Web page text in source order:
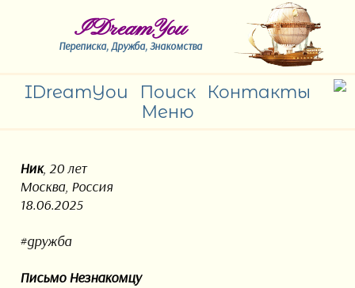
IDreamYou
Переписка, Дружба, Знакомства
IDreamYou Поиск
Контакты
Меню
Ник, 20 лет
Москва, Россия
18.06.2025
#дружба
Письмо Незнакомцу